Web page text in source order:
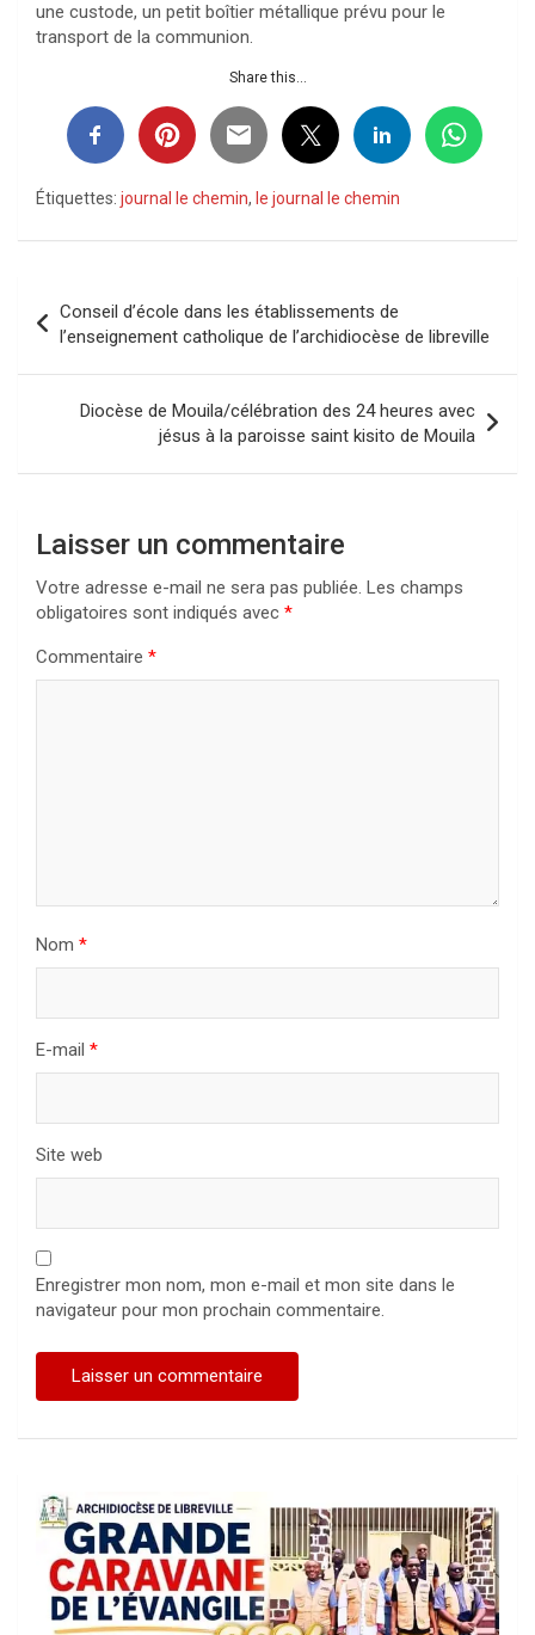
une custode, un petit boîtier métallique prévu pour le
transport de la communion.
Share this...
Étiquettes: journal le chemin, le journal le chemin
de
l’article
Conseil d’école dans les établissements de
l’enseignement catholique de l’archidiocèse de libreville
Diocèse de Mouila/célébration des 24 heures avec
jésus à la paroisse saint kisito de Mouila
Laisser un commentaire
Votre adresse e-mail ne sera pas publiée. Les champs
obligatoires sont indiqués avec *
Commentaire *
Nom *
E-mail *
Site web
Enregistrer mon nom, mon e-mail et mon site dans le
navigateur pour mon prochain commentaire.